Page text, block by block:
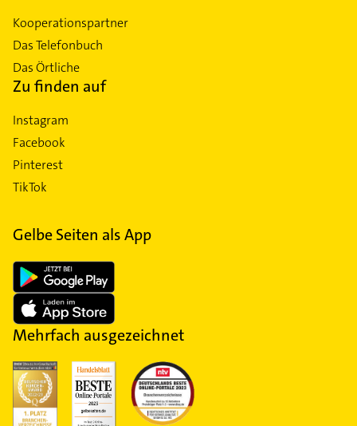
Kooperationspartner
Das Telefonbuch
Das Örtliche
Zu finden auf
Instagram
Facebook
Pinterest
TikTok
Gelbe Seiten als App
Mehrfach ausgezeichnet